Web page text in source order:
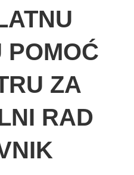
POMOĆ
ZA
RAD